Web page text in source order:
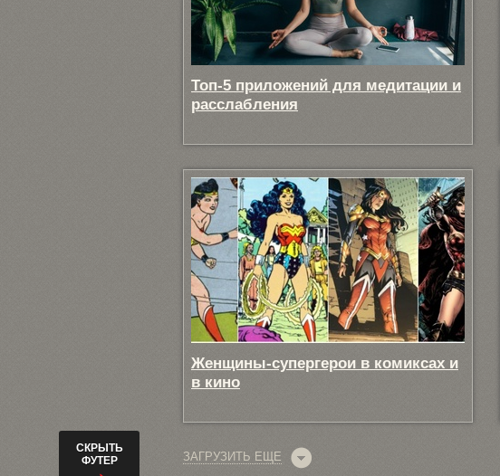
Топ-5 приложений для медитации и
расслабления
Женщины-супергерои в комиксах и
в кино
ЗАГРУЗИТЬ ЕЩЕ
СКРЫТЬ
ФУТЕР